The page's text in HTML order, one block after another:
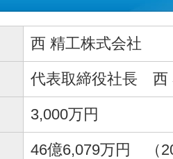
西 精工株式会社
代表取締役社長 西
3,000万円
46億6,079万円 （